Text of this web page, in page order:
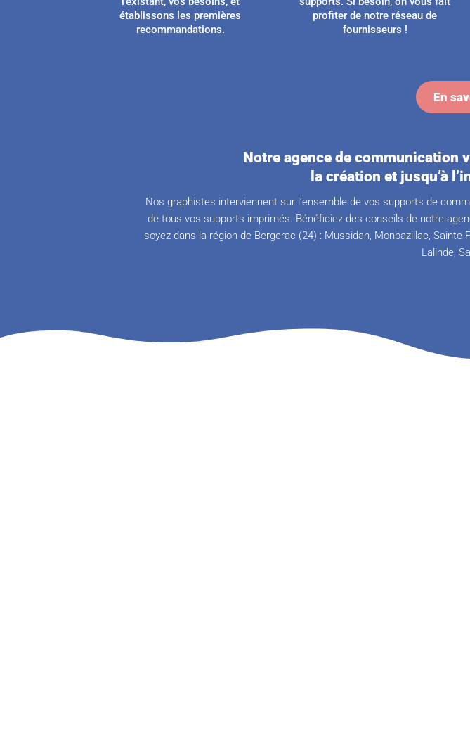
établissons les premières
recommandations.
profiter de notre réseau de
fournisseurs !
En
Notre agence de communication
la création et jusqu’à
Nos graphistes interviennent sur l’ensemble de vos supports de
de tous vos supports imprimés. Bénéficiez des conseils de notre
soyez dans la région de Bergerac (24) : Mussidan, Monbazillac, Sainte-
Lalinde,